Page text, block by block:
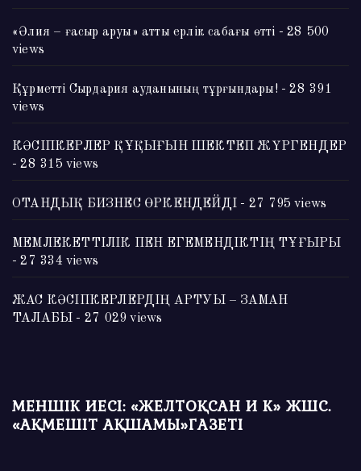
«Әлия – ғасыр аруы» атты ерлік сабағы өтті - 28 500
views
Құрметті Сырдария ауданының тұрғындары!- 28 391
views
КӘСІПКЕРЛЕР ҚҰҚЫҒЫН ШЕКТЕП ЖҮРГЕНДЕР
- 28 315 views
ОТАНДЫҚ БИЗНЕС ӨРКЕНДЕЙДІ - 27 795 views
МЕМЛЕКЕТТІЛІК ПЕН ЕГЕМЕНДІКТІҢ ТҰҒЫРЫ
- 27 334 views
ЖАС КӘСІПКЕРЛЕРДІҢ АРТУЫ – ЗАМАН
ТАЛАБЫ - 27 029 views
МЕНШІК ИЕСІ: «ЖЕЛТОҚСАН И К» ЖШС.
«АҚМЕШІТ АҚШАМЫ»ГАЗЕТІ